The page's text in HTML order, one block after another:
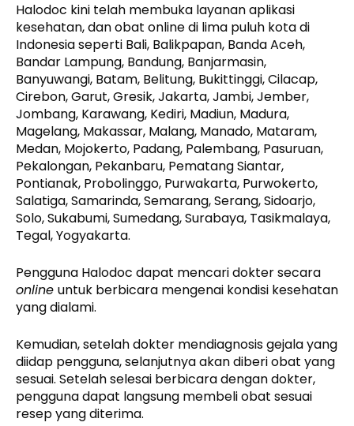
Halodoc kini telah membuka layanan aplikasi
kesehatan, dan obat online di lima puluh kota di
Indonesia seperti Bali, Balikpapan, Banda Aceh,
Bandar Lampung, Bandung, Banjarmasin,
Banyuwangi, Batam, Belitung, Bukittinggi, Cilacap,
Cirebon, Garut, Gresik, Jakarta, Jambi, Jember,
Jombang, Karawang, Kediri, Madiun, Madura,
Magelang, Makassar, Malang, Manado, Mataram,
Medan, Mojokerto, Padang, Palembang, Pasuruan,
Pekalongan, Pekanbaru, Pematang Siantar,
Pontianak, Probolinggo, Purwakarta, Purwokerto,
Salatiga, Samarinda, Semarang, Serang, Sidoarjo,
Solo, Sukabumi, Sumedang, Surabaya, Tasikmalaya,
Tegal, Yogyakarta.
Pengguna Halodoc dapat mencari dokter secara
online untuk berbicara mengenai kondisi kesehatan
yang dialami.
Kemudian, setelah dokter mendiagnosis gejala yang
diidap pengguna, selanjutnya akan diberi obat yang
sesuai. Setelah selesai berbicara dengan dokter,
pengguna dapat langsung membeli obat sesuai
resep yang diterima.